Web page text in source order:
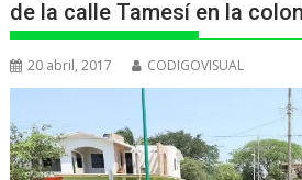
de la calle Tamesí en la
20 abril, 2017 CODIGOVISUAL